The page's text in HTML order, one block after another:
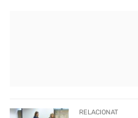
RELACIONAT